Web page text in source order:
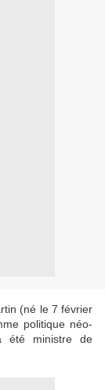
(né le 7 février
politique néo-
été ministre de